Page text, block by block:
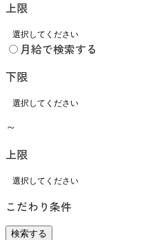
上限
月給で検索する
下限
～
上限
こだわり条件
検索する